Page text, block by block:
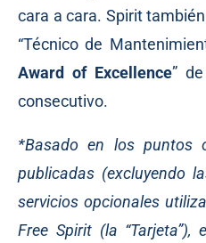
cara a cara. Spirit
“Técnico de
Award of Excellence”
consecutivo.
*Basado en los puntos
publicadas (excluyendo
servicios opcionales
Free Spirit (la